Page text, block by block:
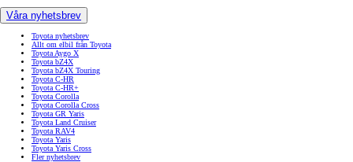
Våra nyhetsbrev
Toyota nyhetsbrev
Allt om elbil från Toyota
Toyota Aygo X
Toyota bZ4X
Toyota bZ4X Touring
Toyota C-HR
Toyota C-HR+
Toyota Corolla
Toyota Corolla Cross
Toyota GR Yaris
Toyota Land Cruiser
Toyota RAV4
Toyota Yaris
Toyota Yaris Cross
Fler nyhetsbrev